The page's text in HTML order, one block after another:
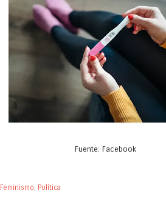
Fuente: Facebook
Feminismo, Política